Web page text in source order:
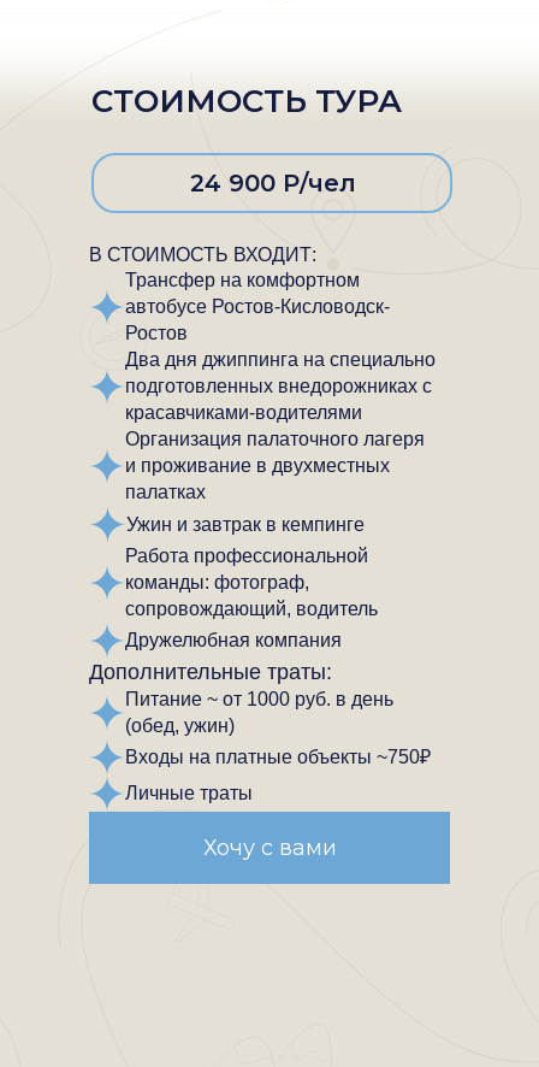
24 900 Р/чел
В СТОИМОСТЬ ВХОДИТ:
Трансфер на комфортном
автобусе Ростов-Кисловодск-
Ростов
Два дня джиппинга на специально
подготовленных внедорожниках с
красавчиками-водителями
Организация палаточного лагеря
и проживание в двухместных
палатках
Ужин и завтрак в кемпинге
Работа профессиональной
команды: фотограф,
сопровождающий, водитель
Дружелюбная компания
Дополнительные траты:
Питание ~ от 1000 руб. в день
(обед, ужин)
Входы на платные объекты ~750₽
Личные траты
Хочу с вами
СТОИМОСТЬ ТУРА